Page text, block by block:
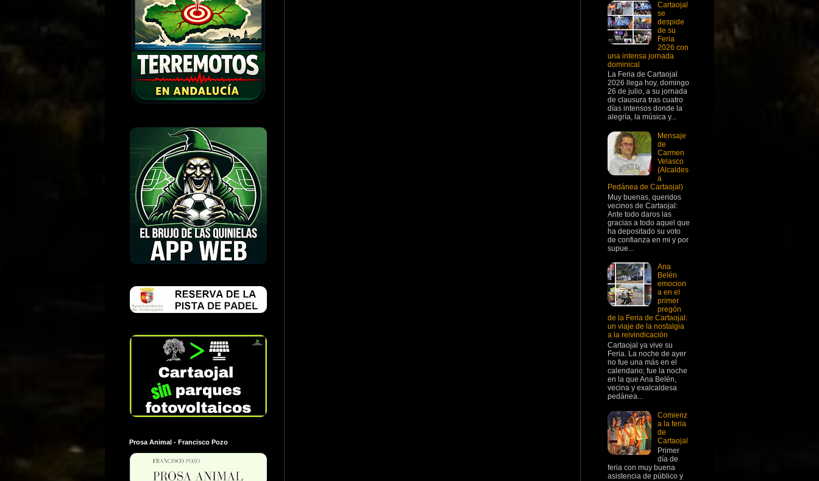
Prosa Animal - Francisco Pozo
Cartaojal
se
despide
de su
Feria
2026 con
una intensa jornada
dominical
La Feria de Cartaojal
2026 llega hoy, domingo
26 de julio, a su jornada
de clausura tras cuatro
días intensos donde la
alegría, la música y...
Mensaje
de
Carmen
Velasco
(Alcaldes
a
Pedánea de Cartaojal)
Muy buenas, queridos
vecinos de Cartaojal:
Ante todo daros las
gracias a todo aquel que
ha depositado su voto
de confianza en mi y por
supue...
Ana
Belén
emocion
a en el
primer
pregón
de la Feria de Cartaojal:
un viaje de la nostalgia
a la reivindicación
Cartaojal ya vive su
Feria. La noche de ayer
no fue una más en el
calendario; fue la noche
en la que Ana Belén,
vecina y exalcaldesa
pedánea...
Comienz
a la feria
de
Cartaojal
Primer
día de
feria con muy buena
asistencia de público y